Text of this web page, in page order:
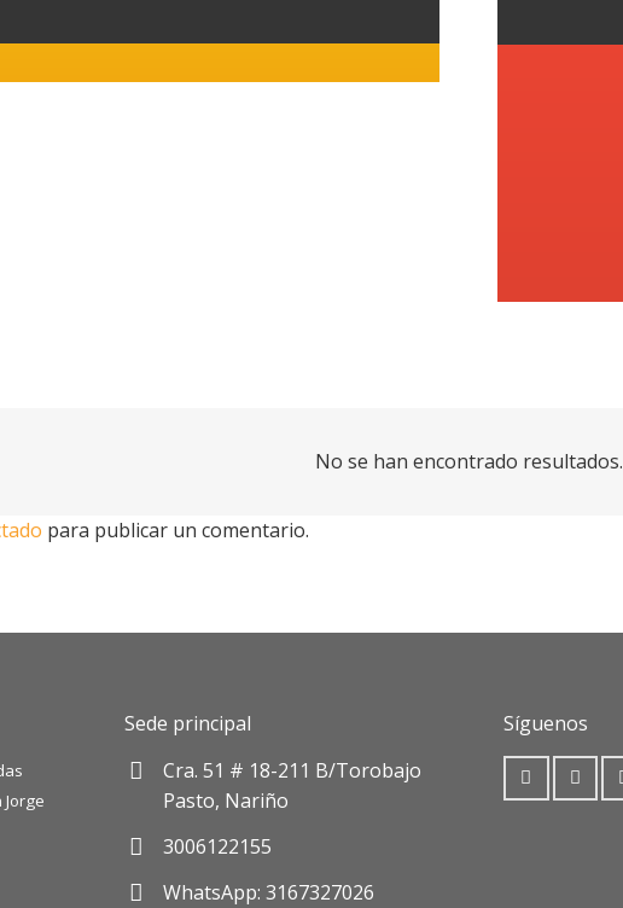
No se han encontrado resultados.
para publicar un comentario.
Jorge
Sede principal
Cra. 51 # 18-211 B/Torobajo
Pasto, Nariño
3006122155
WhatsApp: 3167327026
Síguenos